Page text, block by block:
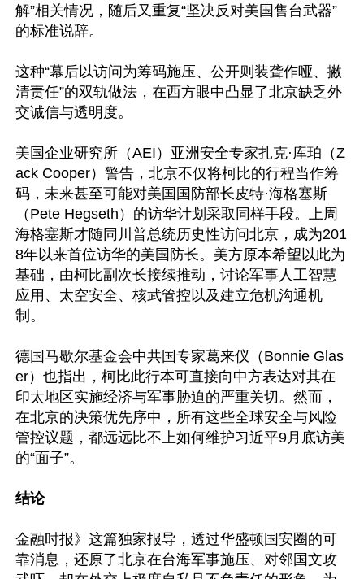
解”相关情况，随后又重复“坚决反对美国售台武器”
的标准说辞。
这种“幕后以访问为筹码施压、公开则装聋作哑、撇
清责任”的双轨做法，在西方眼中凸显了北京缺乏外
交诚信与透明度。
美国企业研究所（AEI）亚洲安全专家扎克·库珀（Z
ack Cooper）警告，北京不仅将柯比的行程当作筹
码，未来甚至可能对美国国防部长皮特·海格塞斯
（Pete Hegseth）的访华计划采取同样手段。上周
海格塞斯才随同川普总统历史性访问北京，成为201
8年以来首位访华的美国防长。美方原本希望以此为
基础，由柯比副次长接续推动，讨论军事人工智慧
应用、太空安全、核武管控以及建立危机沟通机
制。
德国马歇尔基金会中共国专家葛来仪（Bonnie Glas
er）也指出，柯比此行本可直接向中方表达对其在
印太地区实施经济与军事胁迫的严重关切。然而，
在北京的决策优先序中，所有这些全球安全与风险
管控议题，都远远比不上如何维护习近平9月底访美
的“面子”。
结论
金融时报》这篇独家报导，透过华盛顿国安圈的可
靠消息，还原了北京在台海军事施压、对邻国文攻